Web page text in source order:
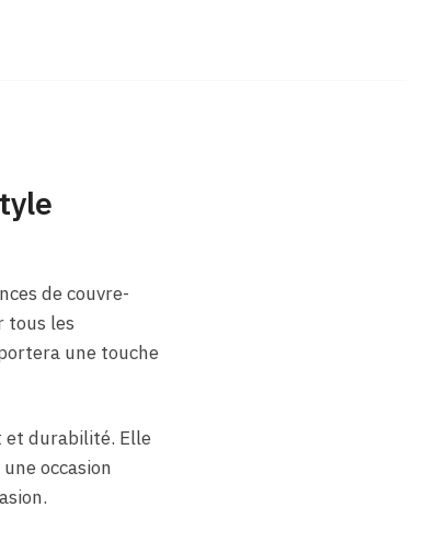
de couvre-
tous les
une touche
et durabilité. Elle
occasion